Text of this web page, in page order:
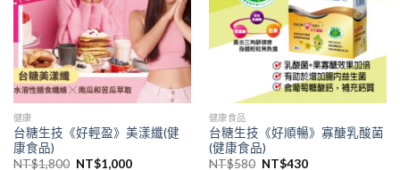
健康
台糖生技《好輕盈》美漾纖(健
康食品)
NT$1,800 NT$1,000
健康食品
台糖生技《好順暢》寡醣乳酸菌
(健康食品)
NT$580 NT$430